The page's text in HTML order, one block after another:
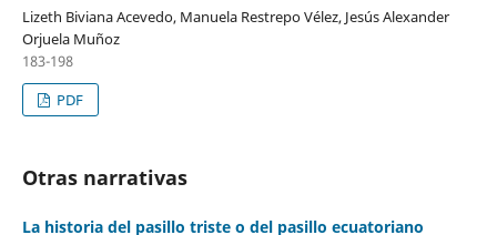
Lizeth Biviana Acevedo, Manuela Restrepo Vélez, Jesús Alexander
Orjuela Muñoz
183-198
PDF
Otras narrativas
La historia del pasillo triste o del pasillo ecuatoriano